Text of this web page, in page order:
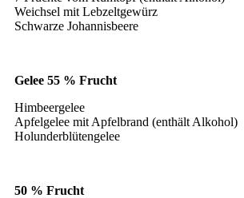
Weichsel mit Lebzeltgewürz
Schwarze Johannisbeere
Gelee 55 % Frucht
Himbeergelee
Apfelgelee mit Apfelbrand (enthält Alkohol)
Holunderblütengelee
50 % Frucht